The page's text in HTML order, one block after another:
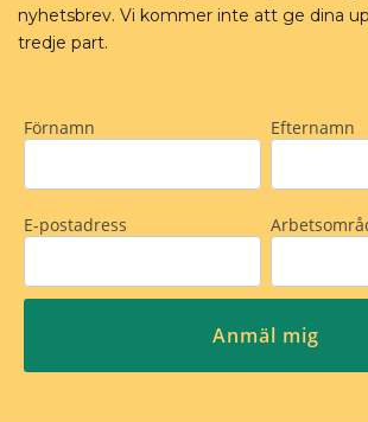
nyhetsbrev. Vi kommer inte att ge dina
tredje part.